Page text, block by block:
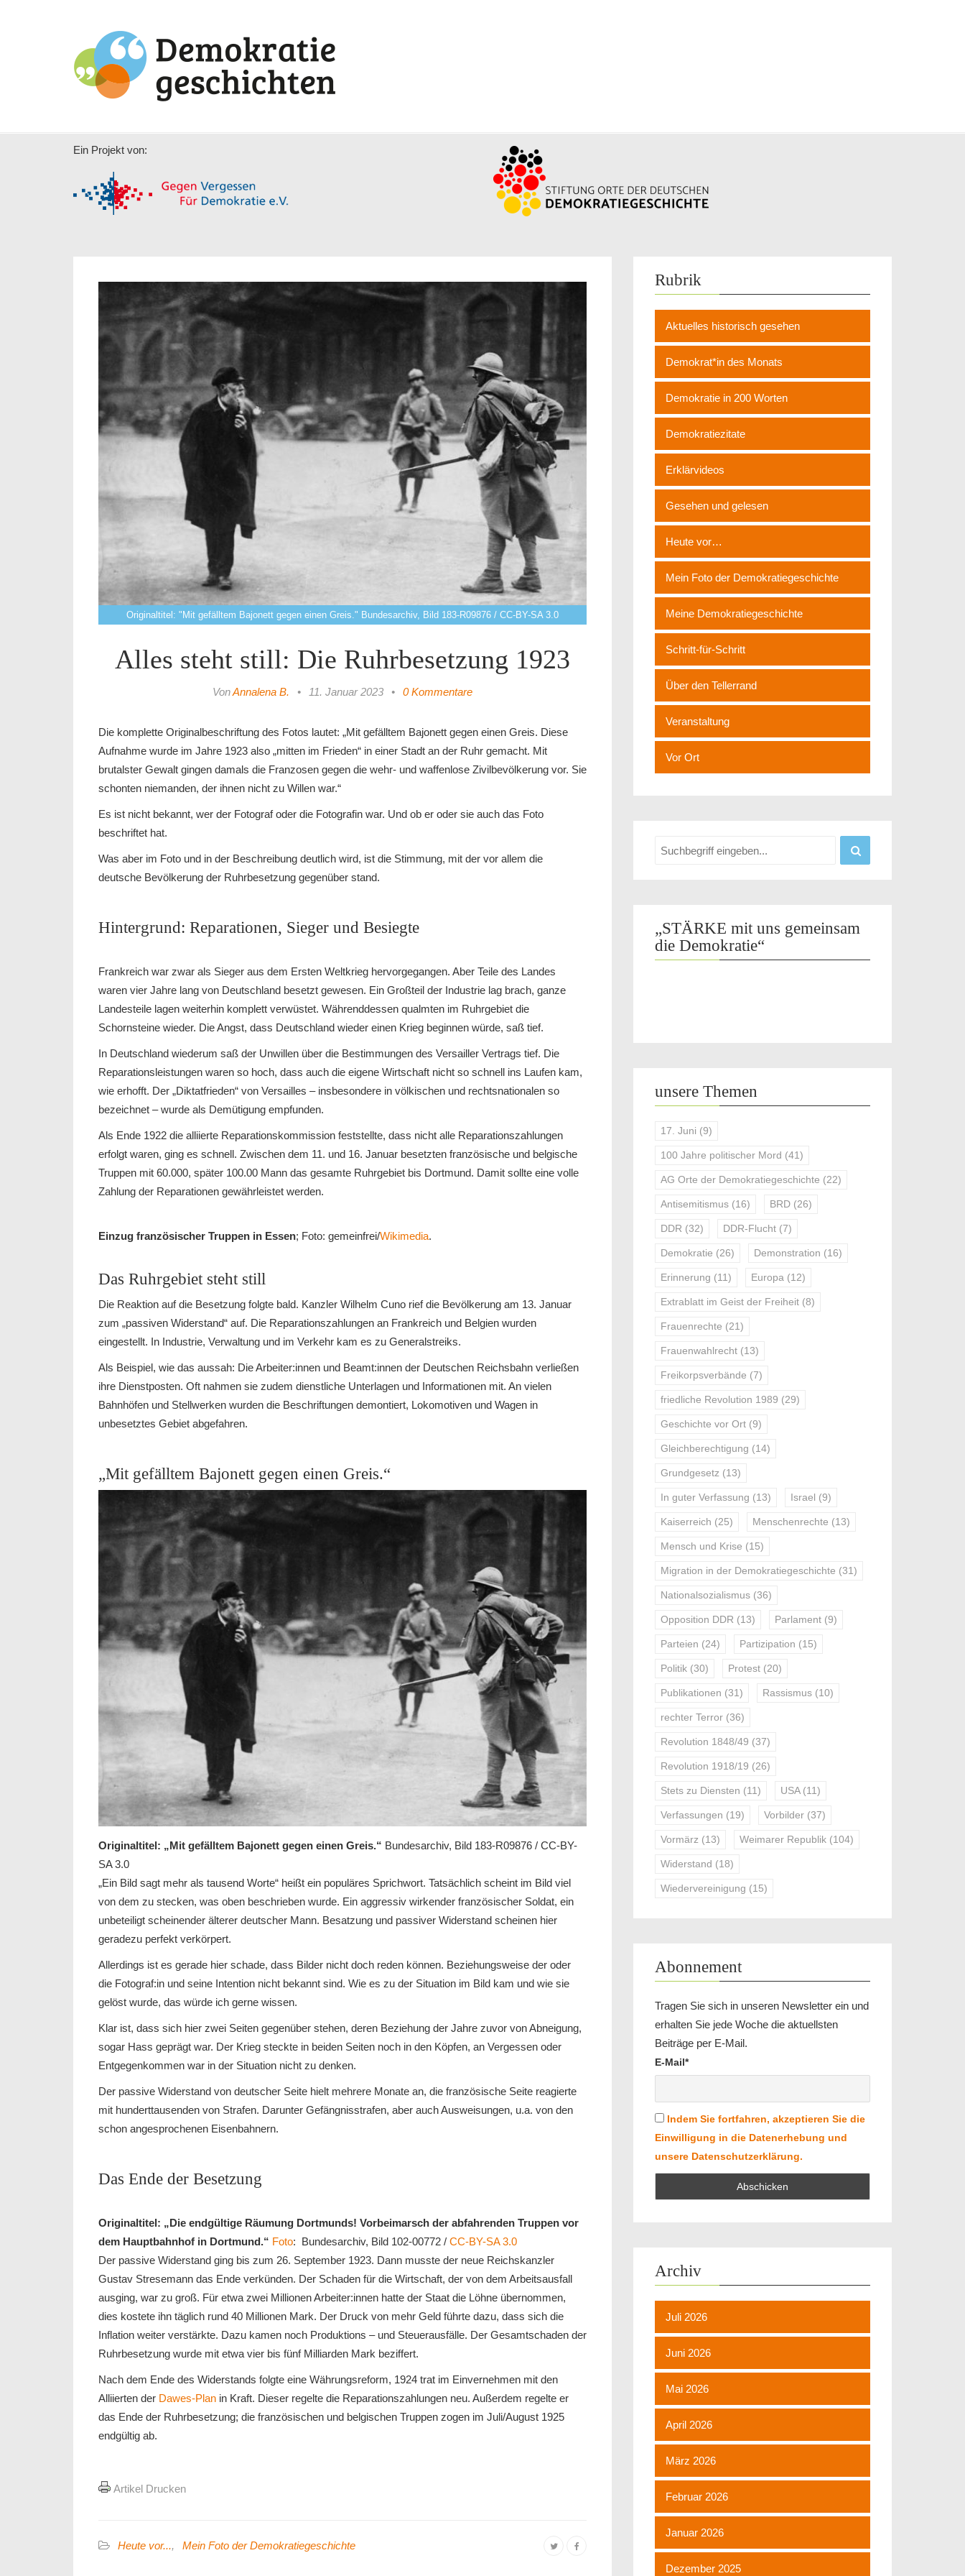
Ein Projekt von:
Originaltitel: "Mit gefälltem Bajonett gegen einen Greis." Bundesarchiv, Bild 183-R09876 / CC-BY-SA 3.0
Alles steht still: Die Ruhrbesetzung 1923
VonAnnalena B. • 11. Januar 2023 • 0 Kommentare
Die komplette Originalbeschriftung des Fotos lautet: „Mit gefälltem Bajonett gegen einen Greis. Diese
Aufnahme wurde im Jahre 1923 also „mitten im Frieden“ in einer Stadt an der Ruhr gemacht. Mit
brutalster Gewalt gingen damals die Franzosen gegen die wehr- und waffenlose Zivilbevölkerung vor. Sie
schonten niemanden, der ihnen nicht zu Willen war.“
Es ist nicht bekannt, wer der Fotograf oder die Fotografin war. Und ob er oder sie auch das Foto
beschriftet hat.
Was aber im Foto und in der Beschreibung deutlich wird, ist die Stimmung, mit der vor allem die
deutsche Bevölkerung der Ruhrbesetzung gegenüber stand.
Hintergrund: Reparationen, Sieger und Besiegte
Frankreich war zwar als Sieger aus dem Ersten Weltkrieg hervorgegangen. Aber Teile des Landes
waren vier Jahre lang von Deutschland besetzt gewesen. Ein Großteil der Industrie lag brach, ganze
Landesteile lagen weiterhin komplett verwüstet. Währenddessen qualmten im Ruhrgebiet die
Schornsteine wieder. Die Angst, dass Deutschland wieder einen Krieg beginnen würde, saß tief.
In Deutschland wiederum saß der Unwillen über die Bestimmungen des Versailler Vertrags tief. Die
Reparationsleistungen waren so hoch, dass auch die eigene Wirtschaft nicht so schnell ins Laufen kam,
wie erhofft. Der „Diktatfrieden“ von Versailles – insbesondere in völkischen und rechtsnationalen so
bezeichnet – wurde als Demütigung empfunden.
Als Ende 1922 die alliierte Reparationskommission feststellte, dass nicht alle Reparationszahlungen
erfolgt waren, ging es schnell. Zwischen dem 11. und 16. Januar besetzten französische und belgische
Truppen mit 60.000, später 100.00 Mann das gesamte Ruhrgebiet bis Dortmund. Damit sollte eine volle
Zahlung der Reparationen gewährleistet werden.
Einzug französischer Truppen in Essen; Foto: gemeinfrei/Wikimedia.
Das Ruhrgebiet steht still
Die Reaktion auf die Besetzung folgte bald. Kanzler Wilhelm Cuno rief die Bevölkerung am 13. Januar
zum „passiven Widerstand“ auf. Die Reparationszahlungen an Frankreich und Belgien wurden
eingestellt. In Industrie, Verwaltung und im Verkehr kam es zu Generalstreiks.
Als Beispiel, wie das aussah: Die Arbeiter:innen und Beamt:innen der Deutschen Reichsbahn verließen
ihre Dienstposten. Oft nahmen sie zudem dienstliche Unterlagen und Informationen mit. An vielen
Bahnhöfen und Stellwerken wurden die Beschriftungen demontiert, Lokomotiven und Wagen in
unbesetztes Gebiet abgefahren.
„Mit gefälltem Bajonett gegen einen Greis.“
Originaltitel: „Mit gefälltem Bajonett gegen einen Greis.“ Bundesarchiv, Bild 183-R09876 / CC-BY-
SA 3.0
„Ein Bild sagt mehr als tausend Worte“ heißt ein populäres Sprichwort. Tatsächlich scheint im Bild viel
von dem zu stecken, was oben beschrieben wurde. Ein aggressiv wirkender französischer Soldat, ein
unbeteiligt scheinender älterer deutscher Mann. Besatzung und passiver Widerstand scheinen hier
geradezu perfekt verkörpert.
Allerdings ist es gerade hier schade, dass Bilder nicht doch reden können. Beziehungsweise der oder
die Fotograf:in und seine Intention nicht bekannt sind. Wie es zu der Situation im Bild kam und wie sie
gelöst wurde, das würde ich gerne wissen.
Klar ist, dass sich hier zwei Seiten gegenüber stehen, deren Beziehung der Jahre zuvor von Abneigung,
sogar Hass geprägt war. Der Krieg steckte in beiden Seiten noch in den Köpfen, an Vergessen oder
Entgegenkommen war in der Situation nicht zu denken.
Der passive Widerstand von deutscher Seite hielt mehrere Monate an, die französische Seite reagierte
mit hunderttausenden von Strafen. Darunter Gefängnisstrafen, aber auch Ausweisungen, u.a. von den
schon angesprochenen Eisenbahnern.
Das Ende der Besetzung
Originaltitel: „Die endgültige Räumung Dortmunds! Vorbeimarsch der abfahrenden Truppen vor
dem Hauptbahnhof in Dortmund.“ Foto: Bundesarchiv, Bild 102-00772 / CC-BY-SA 3.0
Der passive Widerstand ging bis zum 26. September 1923. Dann musste der neue Reichskanzler
Gustav Stresemann das Ende verkünden. Der Schaden für die Wirtschaft, der von dem Arbeitsausfall
ausging, war zu groß. Für etwa zwei Millionen Arbeiter:innen hatte der Staat die Löhne übernommen,
dies kostete ihn täglich rund 40 Millionen Mark. Der Druck von mehr Geld führte dazu, dass sich die
Inflation weiter verstärkte. Dazu kamen noch Produktions – und Steuerausfälle. Der Gesamtschaden der
Ruhrbesetzung wurde mit etwa vier bis fünf Milliarden Mark beziffert.
Nach dem Ende des Widerstands folgte eine Währungsreform, 1924 trat im Einvernehmen mit den
Alliierten der Dawes-Plan in Kraft. Dieser regelte die Reparationszahlungen neu. Außerdem regelte er
das Ende der Ruhrbesetzung; die französischen und belgischen Truppen zogen im Juli/August 1925
endgültig ab.
Artikel Drucken
Heute vor..., Mein Foto der Demokratiegeschichte
Rubrik
Aktuelles historisch gesehen
Demokrat*in des Monats
Demokratie in 200 Worten
Demokratiezitate
Erklärvideos
Gesehen und gelesen
Heute vor…
Mein Foto der Demokratiegeschichte
Meine Demokratiegeschichte
Schritt-für-Schritt
Über den Tellerrand
Veranstaltung
Vor Ort
„STÄRKE mit uns gemeinsam
die Demokratie“
unsere Themen
17. Juni (9)
100 Jahre politischer Mord (41)
AG Orte der Demokratiegeschichte (22)
Antisemitismus (16) BRD (26)
DDR (32) DDR-Flucht (7)
Demokratie (26) Demonstration (16)
Erinnerung (11) Europa (12)
Extrablatt im Geist der Freiheit (8)
Frauenrechte (21)
Frauenwahlrecht (13)
Freikorpsverbände (7)
friedliche Revolution 1989 (29)
Geschichte vor Ort (9)
Gleichberechtigung (14)
Grundgesetz (13)
In guter Verfassung (13) Israel (9)
Kaiserreich (25) Menschenrechte (13)
Mensch und Krise (15)
Migration in der Demokratiegeschichte (31)
Nationalsozialismus (36)
Opposition DDR (13) Parlament (9)
Parteien (24) Partizipation (15)
Politik (30) Protest (20)
Publikationen (31) Rassismus (10)
rechter Terror (36)
Revolution 1848/49 (37)
Revolution 1918/19 (26)
Stets zu Diensten (11) USA(11)
Verfassungen (19) Vorbilder (37)
Vormärz (13) Weimarer Republik (104)
Widerstand (18)
Wiedervereinigung (15)
Abonnement
Tragen Sie sich in unseren Newsletter ein und
erhalten Sie jede Woche die aktuellsten
Beiträge per E-Mail.
E-Mail*
Indem Sie fortfahren, akzeptieren Sie die
Einwilligung in die Datenerhebung und
unsere Datenschutzerklärung.
Archiv
Juli 2026
Juni 2026
Mai 2026
April 2026
März 2026
Februar 2026
Januar 2026
Dezember 2025